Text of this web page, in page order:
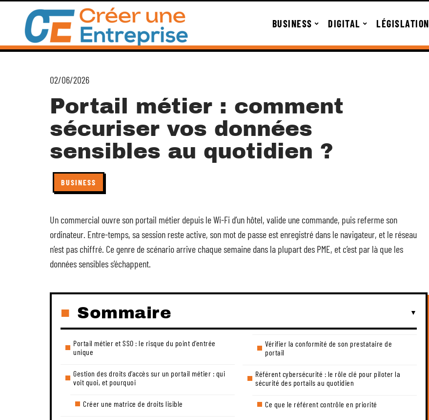
BUSINESS DIGITAL LÉGISLATION
02/06/2026
Portail métier : comment
sécuriser vos données
sensibles au quotidien ?
BUSINESS
Un commercial ouvre son portail métier depuis le Wi-Fi d’un hôtel, valide une commande, puis referme son
ordinateur. Entre-temps, sa session reste active, son mot de passe est enregistré dans le navigateur, et le réseau
n’est pas chiffré. Ce genre de scénario arrive chaque semaine dans la plupart des PME, et c’est par là que les
données sensibles s’échappent.
Sommaire
Portail métier et SSO : le risque du point d’entrée
unique
Gestion des droits d’accès sur un portail métier : qui
voit quoi, et pourquoi
Créer une matrice de droits lisible
Vérifier la conformité de son prestataire de
portail
Référent cybersécurité : le rôle clé pour piloter la
sécurité des portails au quotidien
Ce que le référent contrôle en priorité